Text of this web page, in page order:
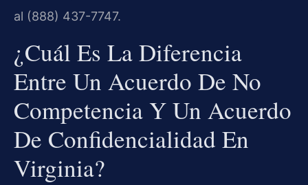
al (888) 437-7747.
¿Cuál Es La Diferencia
Entre Un Acuerdo De No
Competencia Y Un Acuerdo
De Confidencialidad En
Virginia?